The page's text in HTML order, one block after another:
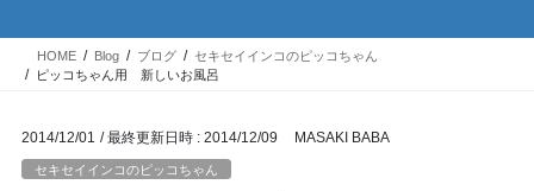
HOME Blog ブログ
セキセイインコのピッコちゃん
ピッコちゃん用 新しいお風呂
2014/12/01 / 最終更新日時 : 2014/12/09 MASAKI BABA
セキセイインコのピッコちゃん